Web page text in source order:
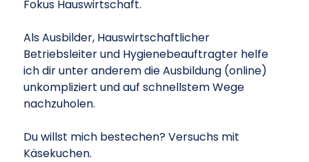
Fokus Hauswirtschaft.
Als Ausbilder, Hauswirtschaftlicher
Betriebsleiter und Hygienebeauftragter helfe
ich dir unter anderem die Ausbildung (online)
unkompliziert und auf schnellstem Wege
nachzuholen.
Du willst mich bestechen? Versuchs mit
Käsekuchen.